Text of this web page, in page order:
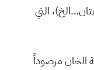
التي
الخان مرصوداً